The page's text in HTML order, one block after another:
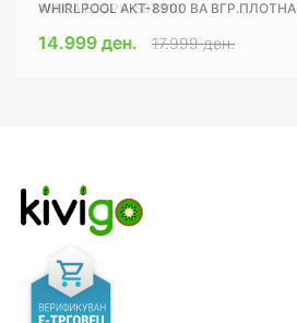
WHIRLPOOL AKT-8900 BA ВГР.ПЛОТНА
14.999 ден. 17.999 ден.
AMICA EGSPV-587910
18.999 ден. 26.999 ден.